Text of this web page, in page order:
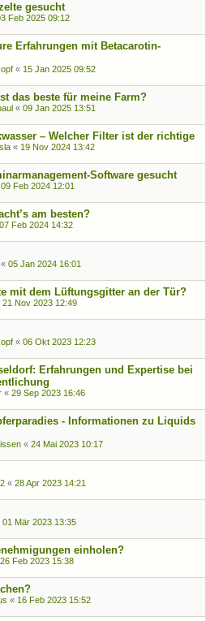
gesucht
Feb 2025 09:12
Erfahrungen mit Betacarotin-
« 15 Jan 2025 09:52
das beste für meine Farm?
« 09 Jan 2025 13:51
– Welcher Filter ist der richtige
« 19 Nov 2024 13:42
Software gesucht
09 Feb 2024 12:01
am besten?
07 Feb 2024 14:32
« 05 Jan 2024 16:01
mit dem Lüftungsgitter an der Tür?
21 Nov 2023 12:49
« 06 Okt 2023 12:23
Erfahrungen und Expertise bei
« 29 Sep 2023 16:46
- Informationen zu Liquids
« 24 Mai 2023 10:17
« 28 Apr 2023 14:21
01 Mär 2023 13:35
einholen?
26 Feb 2023 15:38
« 16 Feb 2023 15:52